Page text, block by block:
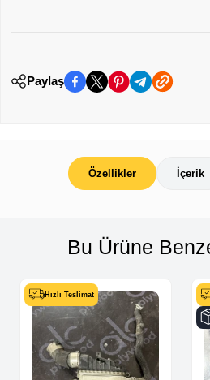
Paylaş
Özellikler İçerik
Bu Ürüne
Hızlı Teslimat